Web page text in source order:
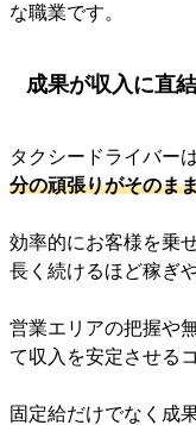
な職業です。
成果が収入に直
タクシードライバー
分の頑張りがそのま
効率的にお客様を乗
長く続けるほど稼ぎ
営業エリアの把握や
て収入を安定させる
固定給だけでなく成